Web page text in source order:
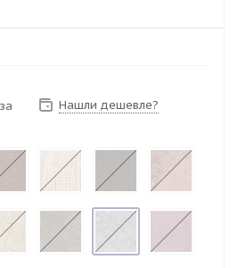
Нашли дешевле?